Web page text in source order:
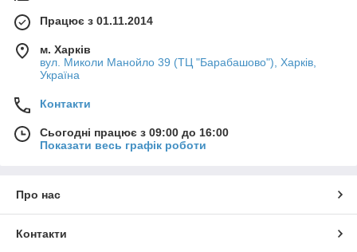
Працює з 01.11.2014
м. Харків
вул. Миколи Манойло 39 (ТЦ "Барабашово"), Харків,
Україна
Контакти
Сьогодні працює з 09:00 до 16:00
Показати весь графік роботи
Про нас
Контакти